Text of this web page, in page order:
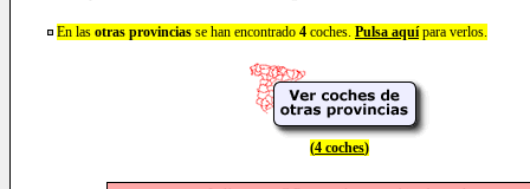
En las otras provincias se han encontrado 4 coches. Pulsa aquípara verlos.
(4 coches)